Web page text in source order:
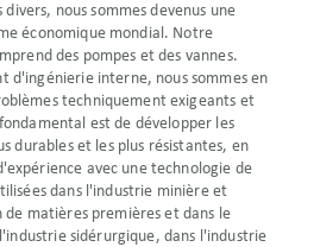
nous sommes devenus une
économique mondial. Notre
des pompes et des vannes.
d'ingénierie interne, nous sommes en
techniquement exigeants et
est de développer les
durables et les plus résistantes, en
avec une technologie de
dans l'industrie minière et
matières premières et dans le
sidérurgique, dans l'industrie